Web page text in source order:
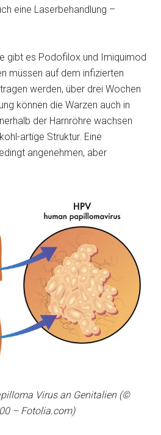
eine Laserbehandlung –
gibt es Podofilox und Imiquimod
müssen auf dem infizierten
werden, über drei Wochen
können die Warzen auch in
der Harnröhre wachsen
artige Struktur. Eine
angenehmen, aber
Virus an Genitalien (©
– Fotolia.com)